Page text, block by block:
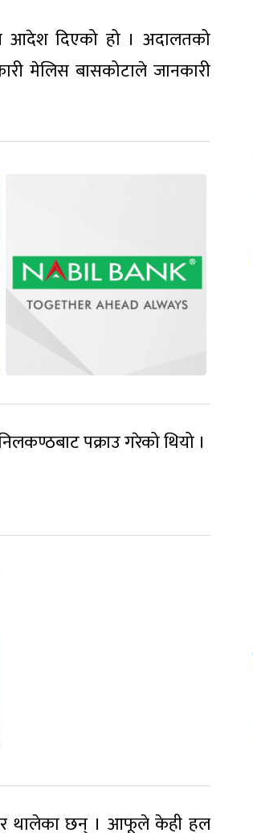
आदेश दिएको हो । अदालतको
मेलिस बासकोटाले जानकारी
पक्राउ गरेको थियो ।
थालेका छन् । आफूले केही हल